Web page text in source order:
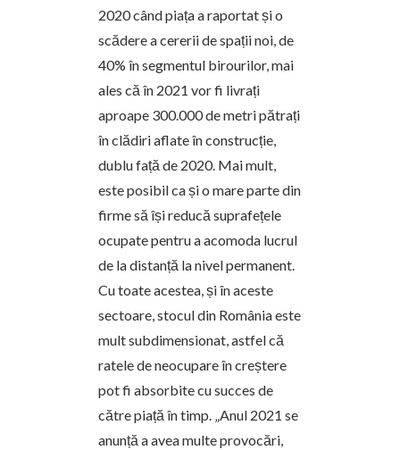
2020 când piața a raportat și o
scădere a cererii de spații noi, de
40% în segmentul birourilor, mai
ales că în 2021 vor fi livrați
aproape 300.000 de metri pătrați
în clădiri aflate în construcție,
dublu față de 2020. Mai mult,
este posibil ca și o mare parte din
firme să își reducă suprafețele
ocupate pentru a acomoda lucrul
de la distanță la nivel permanent.
Cu toate acestea, și în aceste
sectoare, stocul din România este
mult subdimensionat, astfel că
ratele de neocupare în creștere
pot fi absorbite cu succes de
către piață în timp. „Anul 2021 se
anunță a avea multe provocări,